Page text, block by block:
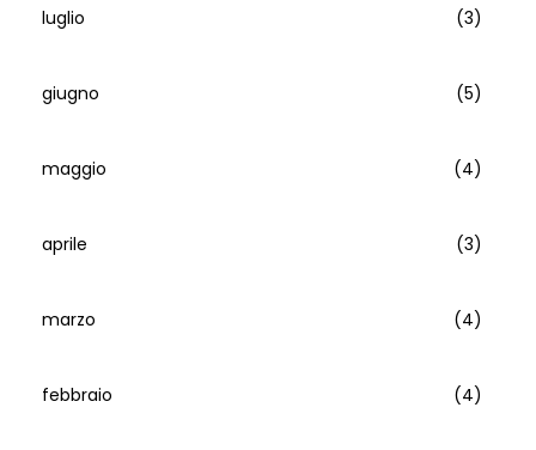
luglio (3)
giugno (5)
maggio (4)
aprile (3)
marzo (4)
febbraio (4)